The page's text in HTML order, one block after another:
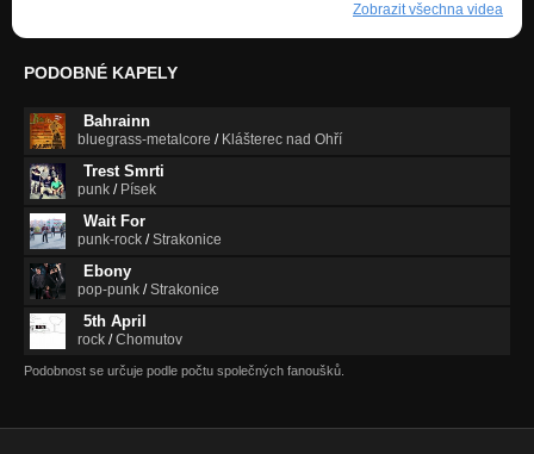
Zobrazit všechna videa
PODOBNÉ KAPELY
Bahrainn
bluegrass-metalcore / Klášterec nad Ohří
Trest Smrti
punk / Písek
Wait For
punk-rock /Strakonice
Ebony
pop-punk /Strakonice
5th April
rock /Chomutov
Podobnost se určuje podle počtu společných fanoušků.